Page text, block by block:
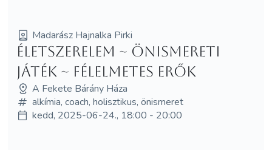
Madarász Hajnalka Pirki
Életszerelem ~ önismereti
játék ~ Félelmetes erők
A Fekete Bárány Háza
alkímia, coach, holisztikus, önismeret
kedd, 2025-06-24., 18:00 - 20:00